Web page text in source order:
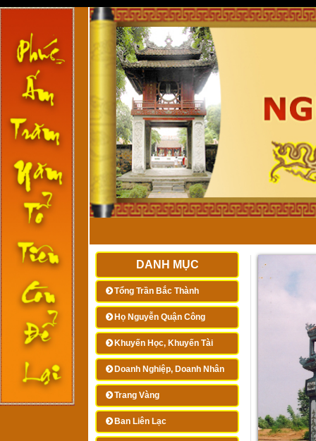
DANH MỤC
Tổng Trần Bắc Thành
Họ Nguyễn Quận Công
Khuyến Học, Khuyến Tài
Doanh Nghiệp, Doanh Nhân
Trang Vàng
Ban Liên Lạc